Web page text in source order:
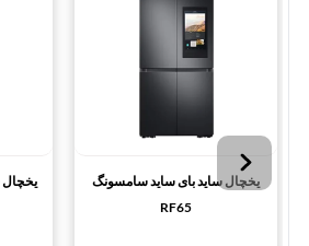
یخچال ساید بای ساید سامسونگ
RF65
یخچال